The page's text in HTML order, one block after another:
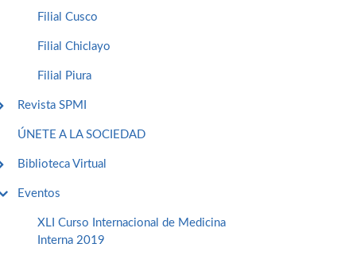
Filial Cusco
Filial Chiclayo
Filial Piura
Revista SPMI
ÚNETE A LA SOCIEDAD
Biblioteca Virtual
Eventos
XLI Curso Internacional de Medicina
Interna 2019